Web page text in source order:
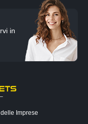
in
Imprese